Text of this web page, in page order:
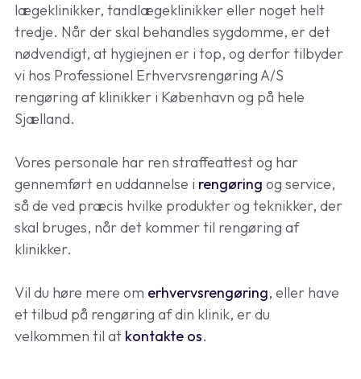
lægeklinikker, tandlægeklinikker eller noget helt
tredje. Når der skal behandles sygdomme, er det
nødvendigt, at hygiejnen er i top, og derfor tilbyder
vi hos Professionel Erhvervsrengøring A/S
rengøring af klinikker i København og på hele
Sjælland.
Vores personale har ren straffeattest og har
gennemført en uddannelse i rengøring og service,
så de ved præcis hvilke produkter og teknikker, der
skal bruges, når det kommer til rengøring af
klinikker.
Vil du høre mere om erhvervsrengøring, eller have
et tilbud på rengøring af din klinik, er du
velkommen til at kontakte os.